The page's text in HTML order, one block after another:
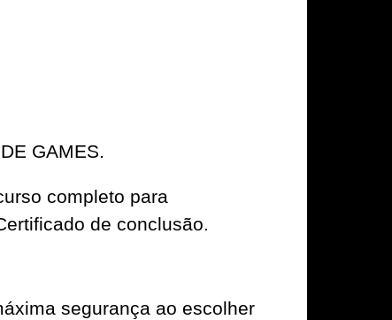
GAMES.
completo para
de conclusão.
segurança ao escolher